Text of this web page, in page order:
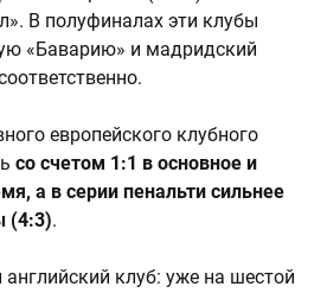
В полуфиналах эти клубы
«Баварию» и мадридский
европейского клубного
со счетом 1:1 в основное и
а в серии пенальти сильнее
(4:3).
клуб: уже на шестой